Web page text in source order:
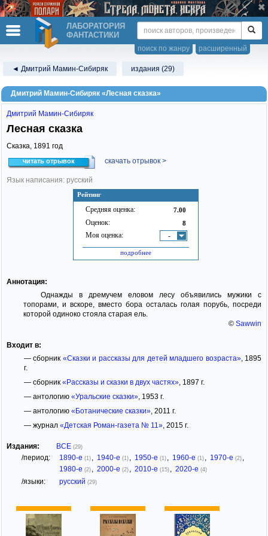
ЛАБОРАТОРИЯ
ФАНТАСТИКИ
расширенный
поиск по жанру
◄ Дмитрий Мамин-Сибиряк издания (29)
Дмитрий Мамин-Сибиряк «Лесная сказка»
Рейтинг
Средняя оценка: 7.00
Оценок: 8
Моя оценка: -
подробнее
Дмитрий Мамин-Сибиряк
Лесная сказка
Сказка, 1891 год
читать отрывок скачать отрывок >
Язык написания: русский
Аннотация:
Однажды в дремучем еловом лесу объявились мужики с
топорами, и вскоре, вместо бора осталась голая порубь, посреди
которой одиноко стояла старая ель.
© Sawwin
Входит в:
— сборник «Сказки и рассказы для детей младшего возраста», 1895
г.
— сборник «Рассказы и сказки в двух частях», 1897 г.
— антологию «Уральские сказки», 1953 г.
— антологию «Ботанические сказки», 2011 г.
— журнал «Детская Роман-газета № 11», 2015 г.
Издания: ВСЕ (29)
/период: 1890-е (1) 1940-е (1) 1950-е (1) 1960-е (1) 1970-е (2)
1980-е (2) 2000-е (2) 2010-е (15) 2020-е (4)
/языки: русский (29)